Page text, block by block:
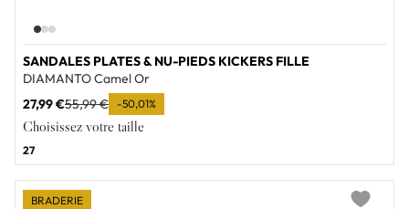
SANDALES PLATES & NU-PIEDS KICKERS FILLE
DIAMANTO Camel Or
27,99 €55,99 € -50,01%
Choisissez votre taille
27
BRADERIE